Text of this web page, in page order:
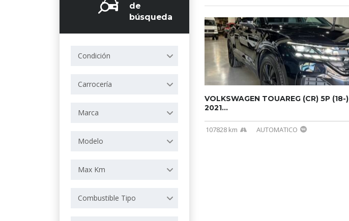
de
búsqueda
Condición
Carrocería
Marca
Modelo
Max Km
Combustible Tipo
VOLKSWAGEN TOUAREG (CR) 5P (18-)
2021...
107828 km AUTOMATICO